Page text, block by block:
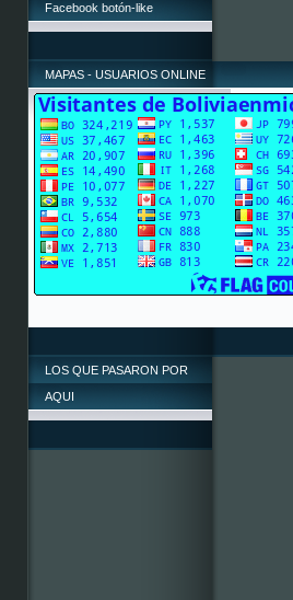
Facebook botón-like
MAPAS - USUARIOS ONLINE
LOS QUE PASARON POR
AQUI